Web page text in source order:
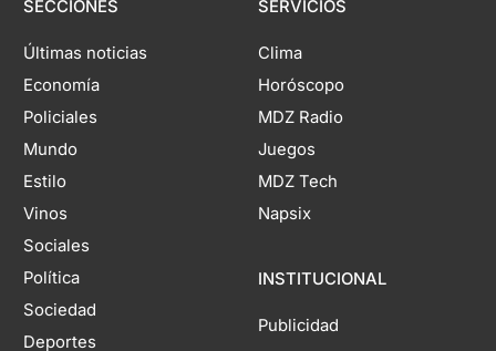
SECCIONES
Últimas noticias
Economía
Policiales
Mundo
Estilo
Vinos
Sociales
Política
Sociedad
Deportes
SERVICIOS
Clima
Horóscopo
MDZ Radio
Juegos
MDZ Tech
Napsix
INSTITUCIONAL
Publicidad